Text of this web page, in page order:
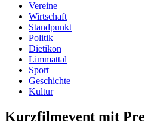
Vereine
Wirtschaft
Standpunkt
Politik
Dietikon
Limmattal
Sport
Geschichte
Kultur
Kurzfilmevent mit